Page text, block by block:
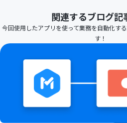
関連するブログ記
今回使用したアプリを使って業務を自動化す
す！